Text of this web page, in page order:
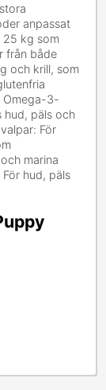
anpassat
25 kg som
från både
och krill, som
Omega-3-
hud, päls och
För
marina
hud, päls